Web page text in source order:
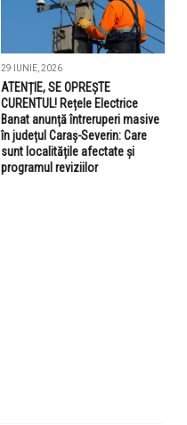
29 IUNIE, 2026
ATENȚIE, SE OPREȘTE
CURENTUL! Rețele Electrice
Banat anunță întreruperi masive
în județul Caraș-Severin: Care
sunt localitățile afectate și
programul reviziilor